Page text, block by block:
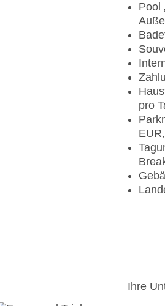
Pool
pro
Ihre